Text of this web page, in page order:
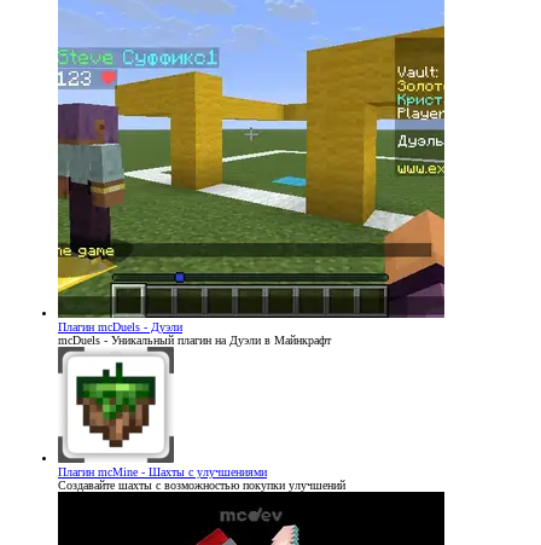
Плагин mcDuels - Дуэли
mcDuels - Уникальный плагин на Дуэли в Майнкрафт
Плагин mcMine - Шахты с улучшениями
Создавайте шахты с возможностью покупки улучшений